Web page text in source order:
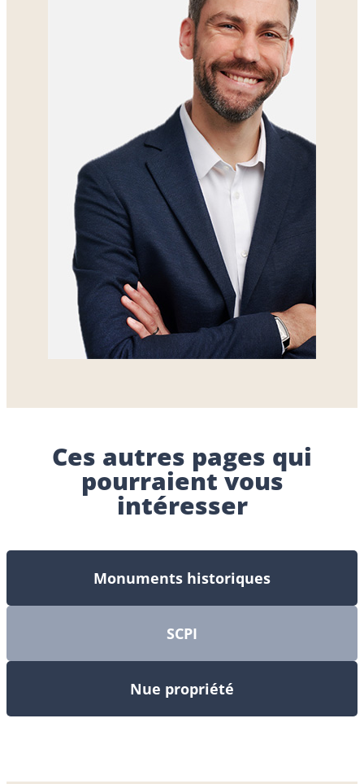
Ces autres pages qui
pourraient vous
intéresser
Monuments historiques
SCPI
Nue propriété